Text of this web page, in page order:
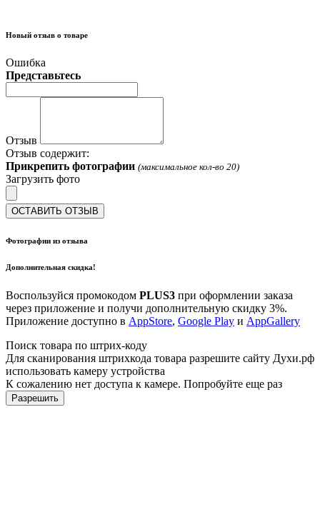
Новый отзыв о товаре
Ошибка
Представьтесь
Отзыв
Отзыв содержит:
Прикрепить фотографии (максимальное кол-во 20)
Загрузить фото
ОСТАВИТЬ ОТЗЫВ
Фотографии из отзыва
Дополнительная скидка!
Воспользуйся промокодом PLUS3 при оформлении заказа
через приложение и получи дополнительную скидку 3%.
Приложение доступно в AppStore, Google Play и AppGallery
Поиск товара по штрих-коду
Для сканирования штрихкода товара разрешите сайту Духи.рф
использовать камеру устройства
К сожалению нет доступа к камере. Попробуйте еще раз
Разрешить